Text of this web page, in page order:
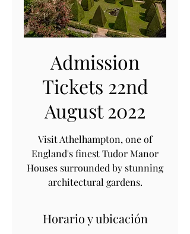
Admission
Tickets 22nd
August 2022
Visit Athelhampton, one of
England's finest Tudor Manor
Houses surrounded by stunning
architectural gardens.
Horario y ubicación